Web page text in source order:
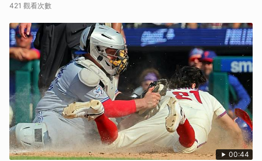
421 觀看次數
00:44